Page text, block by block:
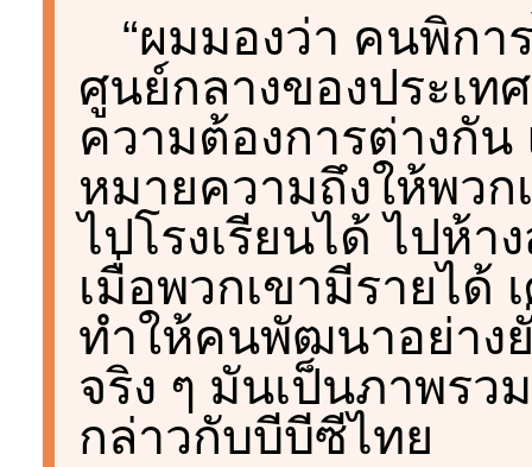
“ผมมองว่า คนพิกา
ศูนย์กลางของประเท
ความต้องการต่างกั
หมายความถึงให้พวก
ไปโรงเรียนได้ ไปห้
เมื่อพวกเขามีรายได้
ทำให้คนพัฒนาอย่าง
จริง ๆ มันเป็นภาพรว
กล่าวกับบีบีซีไทย